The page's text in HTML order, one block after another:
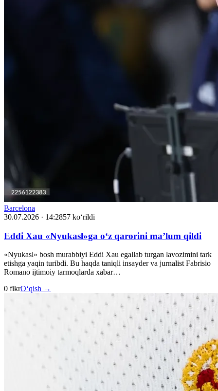
Barcelona
30.07.2026 · 14:2857 ko‘rildi
Eddi Xau «Nyukasl»ga o‘z qarorini ma’lum qildi
«Nyukasl» bosh murabbiyi Eddi Xau egallab turgan lavozimini tark
etishga yaqin turibdi. Bu haqda taniqli insayder va jurnalist Fabrisio
Romano ijtimoiy tarmoqlarda xabar…
0 fikrO‘qish →